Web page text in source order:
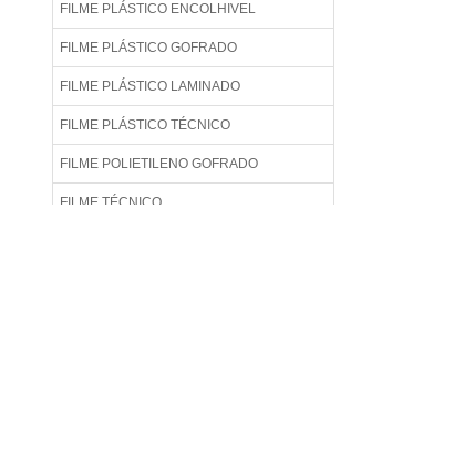
FILME PLÁSTICO ENCOLHIVEL
FILME PLÁSTICO GOFRADO
FILME PLÁSTICO LAMINADO
FILME PLÁSTICO TÉCNICO
FILME POLIETILENO GOFRADO
FILME TÉCNICO